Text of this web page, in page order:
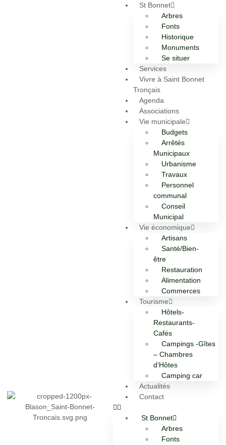
St Bonnet
Arbres
Fonts
Historique
Monuments
Se situer
Services
Vivre à Saint Bonnet
Tronçais
Agenda
Associations
Vie municipale
Budgets
Arrêtés
Municipaux
Urbanisme
Travaux
Personnel
communal
Conseil
Municipal
Vie économique
Artisans
Santé/Bien-
être
Restauration
Alimentation
Commerces
Tourisme
Hôtels-
Restaurants-
Cafés
Campings -Gîtes
– Chambres
d’Hôtes
Camping car
Actualités
Contact
St Bonnet
Arbres
Fonts